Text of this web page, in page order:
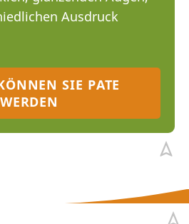
Ausdruck
SIE PATE
WERDEN